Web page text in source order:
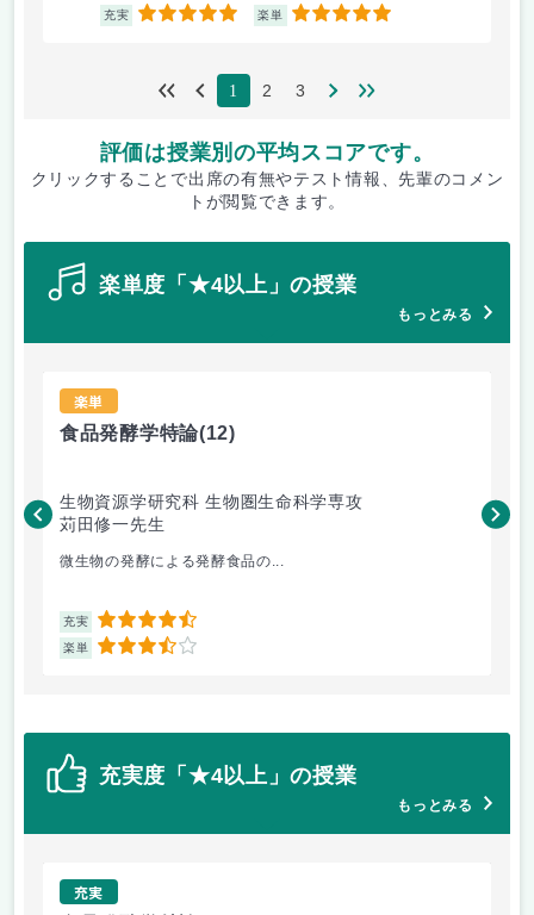
充実 5 楽単 5
1 2 3
評価は授業別の平均スコアです。
クリックすることで出席の有無やテスト情報、先輩のコメン
トが閲覧できます。
楽単度「★4以上」の授業
もっとみる
楽単
食品発酵学特論(12)
生物資源学研究科 生物圏生命科学専攻
苅田修一先生
微生物の発酵による発酵食品の...
充実 4.5
楽単 3.5
太
充実度「★4以上」の授業
もっとみる
充実